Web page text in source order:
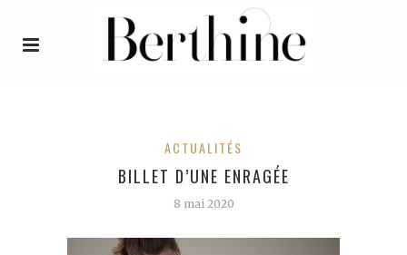
ACTUALITÉS
BILLET D’UNE ENRAGÉE
8 mai 2020